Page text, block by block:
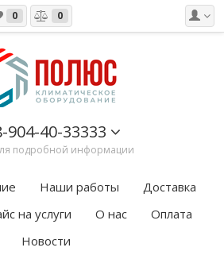
0 0
904-40-33333
подробной информации
Наши работы
Доставка
на услуги О нас
Оплата
Новости